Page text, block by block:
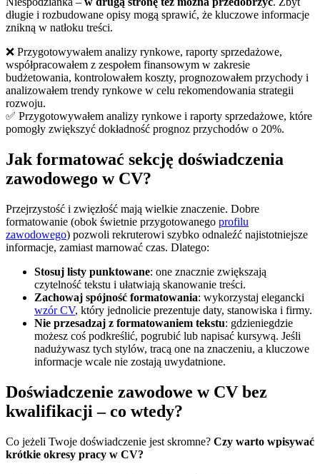
długie i rozbudowane opisy mogą sprawić, że kluczowe informacje
znikną w natłoku treści.
❌ Przygotowywałem analizy rynkowe, raporty sprzedażowe,
współpracowałem z zespołem finansowym w zakresie
budżetowania, kontrolowałem koszty, prognozowałem przychody i
analizowałem trendy rynkowe w celu rekomendowania strategii
rozwoju.
✅ Przygotowywałem analizy rynkowe i raporty sprzedażowe, które
pomogły zwiększyć dokładność prognoz przychodów o 20%.
Jak formatować sekcję doświadczenia
zawodowego w CV?
Przejrzystość i zwięzłość mają wielkie znaczenie. Dobre
formatowanie (obok świetnie przygotowanego profilu
zawodowego) pozwoli rekruterowi szybko odnaleźć najistotniejsze
informacje, zamiast marnować czas. Dlatego:
Stosuj listy punktowane: one znacznie zwiększają
czytelność tekstu i ułatwiają skanowanie treści.
Zachowaj spójność formatowania: wykorzystaj elegancki
wzór CV, który jednolicie prezentuje daty, stanowiska i firmy.
Nie przesadzaj z formatowaniem tekstu: gdzieniegdzie
możesz coś podkreślić, pogrubić lub napisać kursywą. Jeśli
nadużywasz tych stylów, tracą one na znaczeniu, a kluczowe
informacje wcale nie zostają uwydatnione.
Doświadczenie zawodowe w CV bez
kwalifikacji – co wtedy?
Co jeżeli Twoje doświadczenie jest skromne? Czy warto wpisywać
krótkie okresy pracy w CV?